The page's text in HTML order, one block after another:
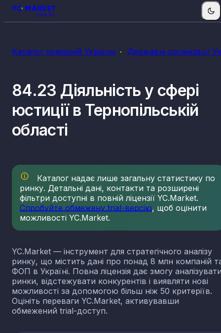
Каталог компаній України Державні організації
84.23 Діяльність у сфері
юстиції в Тернопільській
області
Каталог надає лише загальну статистику по
ринку. Детальні дані, контакти та розширені
фільтри доступні в повній ліцензії YC.Market.
Спробуйте обмежену trial-версію, щоб оцінити
можливості YC.Market.
YC.Market — інструмент для стратегічного аналізу
ринку, що містить дані про понад 8 млн компаній
ФОП в Україні. Повна ліцензія дає змогу
ринки, відстежувати конкурентів і виявляти нові
можливості за допомогою більш ніж 50 критеріїв.
Оцініть переваги YC.Market, активувавши
обмежений trial-доступ.